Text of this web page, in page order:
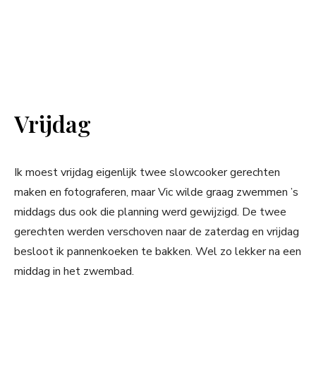
Vrijdag
Ik moest vrijdag eigenlijk twee slowcooker gerechten
maken en fotograferen, maar Vic wilde graag zwemmen ’s
middags dus ook die planning werd gewijzigd. De twee
gerechten werden verschoven naar de zaterdag en vrijdag
besloot ik pannenkoeken te bakken. Wel zo lekker na een
middag in het zwembad.